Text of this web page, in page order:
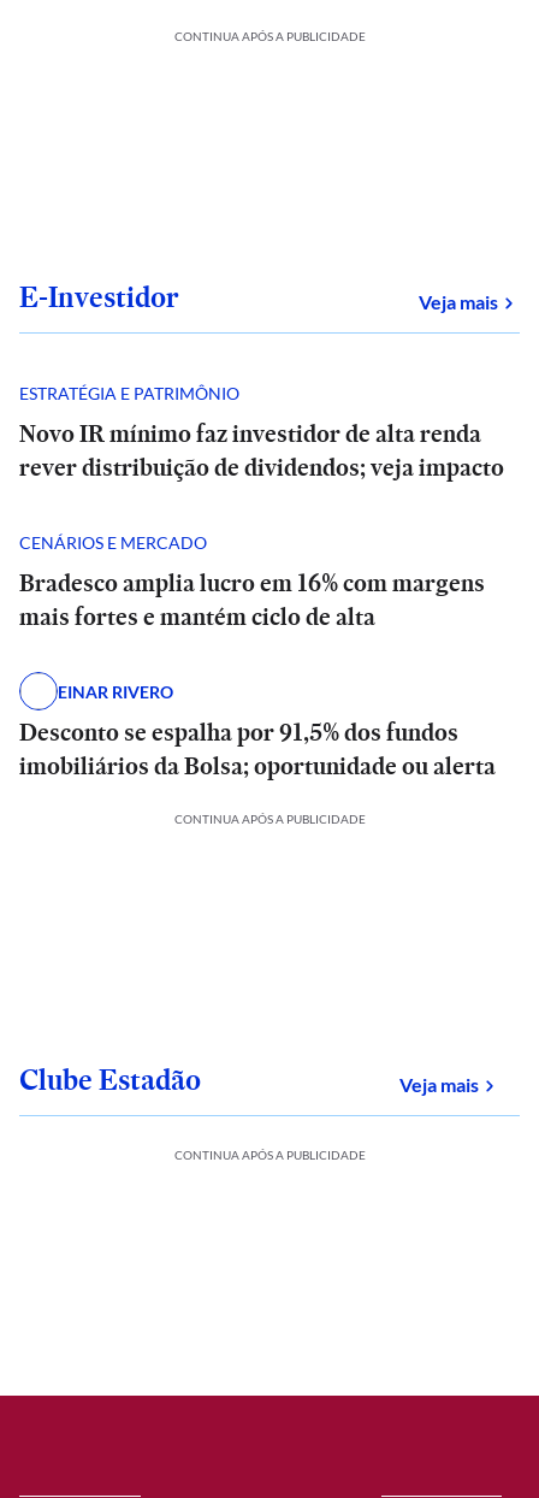
CONTINUA APÓS A PUBLICIDADE
E-Investidor Veja mais
ESTRATÉGIA E PATRIMÔNIO
Novo IR mínimo faz investidor de alta renda
rever distribuição de dividendos; veja impacto
CENÁRIOS E MERCADO
Bradesco amplia lucro em 16% com margens
mais fortes e mantém ciclo de alta
EINAR RIVERO
Desconto se espalha por 91,5% dos fundos
imobiliários da Bolsa; oportunidade ou alerta
CONTINUA APÓS A PUBLICIDADE
Clube Estadão Veja maissobre
CONTINUA APÓS A PUBLICIDADE